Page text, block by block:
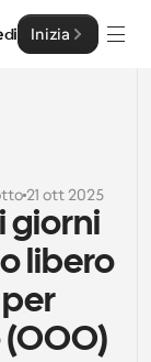
Inizia
21 ott 2025
giorni
libero